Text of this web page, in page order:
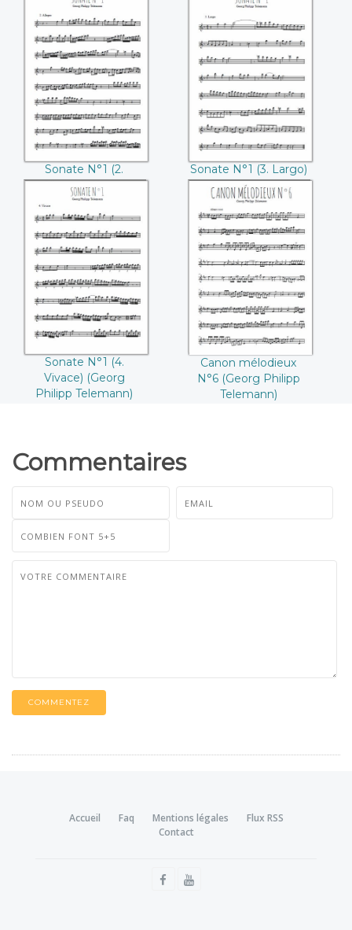
Telemann)
Telemann)
Sonate N°1 (2.
Allegro) ((Georg
Philipp Telemann))
Sonate N°1 (2.
Allegro) (Georg
Philipp Telemann)
Sonate N°1 (3.
Largo) ((Georg
Philipp Telemann))
Sonate N°1 (3. Largo)
(Georg Philipp
Telemann)
Sonate N°1 (4.
Vivace) ((Georg
Philipp Telemann))
Sonate N°1 (4.
Vivace) (Georg
Philipp Telemann)
Canon mélodieux
N°6 (Georg Philipp
Telemann)
Canon mélodieux
N°6 (Georg Philipp
Telemann)
Commentaires
COMMENTEZ
Accueil Faq Mentions légales
Flux RSS
Contact